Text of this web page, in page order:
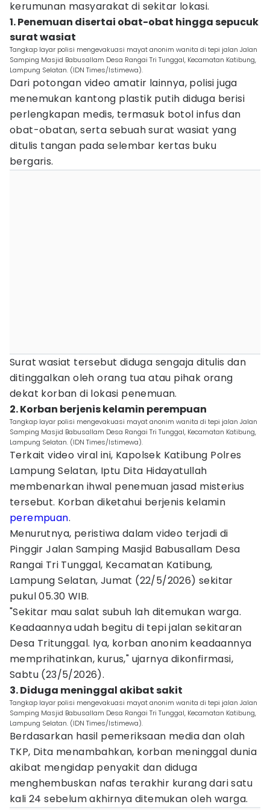
kerumunan masyarakat di sekitar lokasi.
1. Penemuan disertai obat-obat hingga sepucuk
surat wasiat
Tangkap layar polisi mengevakuasi mayat anonim wanita di tepi jalan Jalan
Samping Masjid Babusallam Desa Rangai Tri Tunggal, Kecamatan Katibung,
Lampung Selatan. (IDN Times/Istimewa).
Dari potongan video amatir lainnya, polisi juga
menemukan kantong plastik putih diduga berisi
perlengkapan medis, termasuk botol infus dan
obat-obatan, serta sebuah surat wasiat yang
ditulis tangan pada selembar kertas buku
bergaris.
Surat wasiat tersebut diduga sengaja ditulis dan
ditinggalkan oleh orang tua atau pihak orang
dekat korban di lokasi penemuan.
2. Korban berjenis kelamin perempuan
Tangkap layar polisi mengevakuasi mayat anonim wanita di tepi jalan Jalan
Samping Masjid Babusallam Desa Rangai Tri Tunggal, Kecamatan Katibung,
Lampung Selatan. (IDN Times/Istimewa).
Terkait video viral ini, Kapolsek Katibung Polres
Lampung Selatan, Iptu Dita Hidayatullah
membenarkan ihwal penemuan jasad misterius
tersebut. Korban diketahui berjenis kelamin
perempuan.
Menurutnya, peristiwa dalam video terjadi di
Pinggir Jalan Samping Masjid Babusallam Desa
Rangai Tri Tunggal, Kecamatan Katibung,
Lampung Selatan, Jumat (22/5/2026) sekitar
pukul 05.30 WIB.
"Sekitar mau salat subuh lah ditemukan warga.
Keadaannya udah begitu di tepi jalan sekitaran
Desa Tritunggal. Iya, korban anonim keadaannya
memprihatinkan, kurus," ujarnya dikonfirmasi,
Sabtu (23/5/2026).
3. Diduga meninggal akibat sakit
Tangkap layar polisi mengevakuasi mayat anonim wanita di tepi jalan Jalan
Samping Masjid Babusallam Desa Rangai Tri Tunggal, Kecamatan Katibung,
Lampung Selatan. (IDN Times/Istimewa).
Berdasarkan hasil pemeriksaan media dan olah
TKP, Dita menambahkan, korban meninggal dunia
akibat mengidap penyakit dan diduga
menghembuskan nafas terakhir kurang dari satu
kali 24 sebelum akhirnya ditemukan oleh warga.